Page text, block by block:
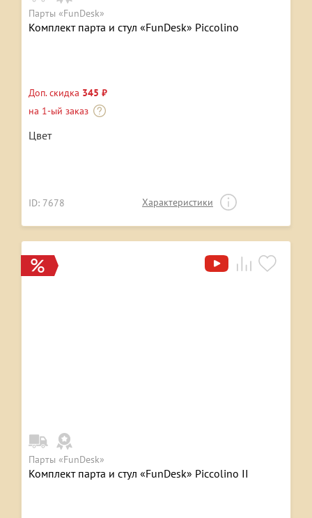
Парты «FunDesk»
Комплект парта и стул «FunDesk» Piccolino
Доп. скидка 345 ₽
на 1-ый заказ
Цвет
ID: 7678 Характеристики
Парты «FunDesk»
Комплект парта и стул «FunDesk» Piccolino II